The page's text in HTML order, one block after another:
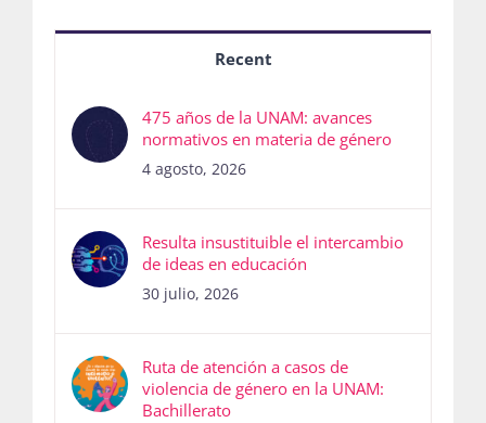
Recent
475 años de la UNAM: avances
normativos en materia de género
4 agosto, 2026
Resulta insustituible el intercambio
de ideas en educación
30 julio, 2026
Ruta de atención a casos de
violencia de género en la UNAM:
Bachillerato